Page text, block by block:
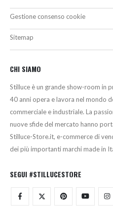
Gestione consenso cookie
Sitemap
CHI SIAMO
Stilluce è un grande show-room in
40 anni opera e lavora nel mondo
commerciale e industriale. La
nuove sfide del mercato hanno
Stilluce-Store.it, e-commerce di
dei più importanti marchi made in
SEGUI #STILLUCESTORE